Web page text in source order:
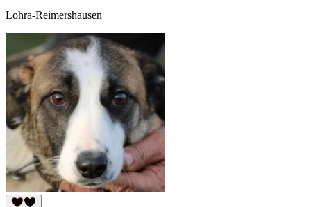
Lohra-Reimershausen